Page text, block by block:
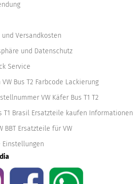
Versandkosten
und Datenschutz
Service
VW Bus T2 Farbcode Lackierung
VW Käfer Bus T1 T2
T1 Brasil Ersatzteile kaufen Informationen
BBT Ersatzteile für VW
Einstellungen